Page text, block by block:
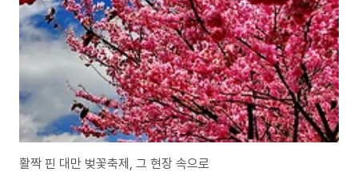
왔구나 느낍니다. 그리고 아주 선명한 파란 하늘아래 피어있는 벚꽃 사진 한장
으로 마무리 이제 다음주 서울에서..
활짝 핀 대만 벚꽃축제, 그 현장 속으로